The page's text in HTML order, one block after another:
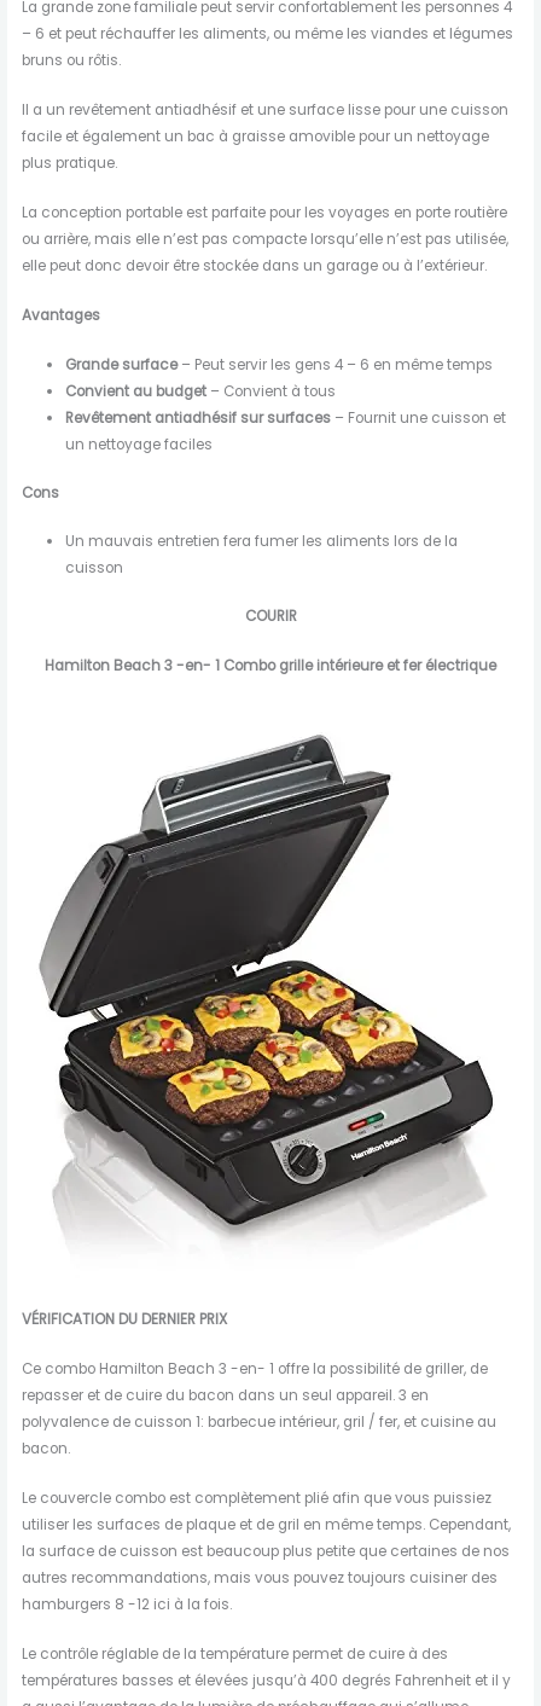
La grande zone familiale peut servir confortablement les personnes 4
– 6 et peut réchauffer les aliments, ou même les viandes et légumes
bruns ou rôtis.
Il a un revêtement antiadhésif et une surface lisse pour une cuisson
facile et également un bac à graisse amovible pour un nettoyage
plus pratique.
La conception portable est parfaite pour les voyages en porte routière
ou arrière, mais elle n’est pas compacte lorsqu’elle n’est pas utilisée,
elle peut donc devoir être stockée dans un garage ou à l’extérieur.
Avantages
Grande surface– Peut servir les gens 4 – 6 en même temps
Convient au budget– Convient à tous
Revêtement antiadhésif sur surfaces– Fournit une cuisson et
un nettoyage faciles
Cons
Un mauvais entretien fera fumer les aliments lors de la
cuisson
COURIR
Hamilton Beach 3 -en- 1 Combo grille intérieure et fer électrique
VÉRIFICATION DU DERNIER PRIX
Ce combo Hamilton Beach 3 -en- 1 offre la possibilité de griller, de
repasser et de cuire du bacon dans un seul appareil. 3 en
polyvalence de cuisson 1: barbecue intérieur, gril / fer, et cuisine au
bacon.
Le couvercle combo est complètement plié afin que vous puissiez
utiliser les surfaces de plaque et de gril en même temps. Cependant,
la surface de cuisson est beaucoup plus petite que certaines de nos
autres recommandations, mais vous pouvez toujours cuisiner des
hamburgers 8 -12 ici à la fois.
Le contrôle réglable de la température permet de cuire à des
températures basses et élevées jusqu’à 400 degrés Fahrenheit et il y